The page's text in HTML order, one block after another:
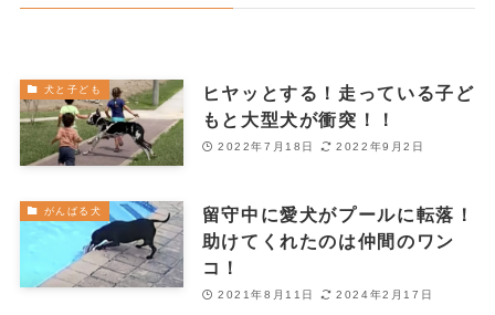
犬と子ども
ヒヤッとする！走っている子ど
もと大型犬が衝突！！
2022年7月18日 2022年9月2日
がんばる犬
留守中に愛犬がプールに転落！
助けてくれたのは仲間のワン
コ！
2021年8月11日 2024年2月17日